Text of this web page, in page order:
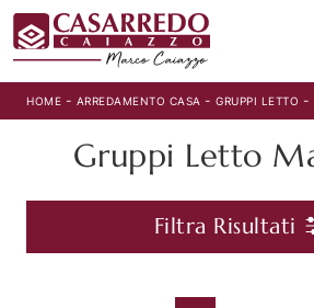
HOME - ARREDAMENTO CASA - GRUPPI LETTO -
Gruppi Letto
Filtra Risultati